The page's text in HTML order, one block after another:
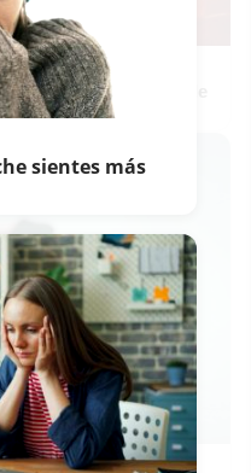
escuela ¡Cómo los de
sientes más